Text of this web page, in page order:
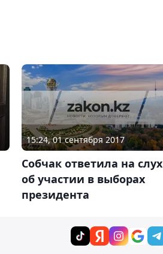
15:24, 01 сентября 2017
Собчак ответила на
об участии в выборах
президента